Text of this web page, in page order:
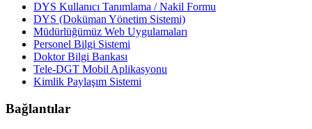
DYS Kullanıcı Tanımlama / Nakil Formu
DYS (Doküman Yönetim Sistemi)
Müdürlüğümüz Web Uygulamaları
Personel Bilgi Sistemi
Doktor Bilgi Bankası
Tele-DGT Mobil Aplikasyonu
Kimlik Paylaşım Sistemi
Bağlantılar